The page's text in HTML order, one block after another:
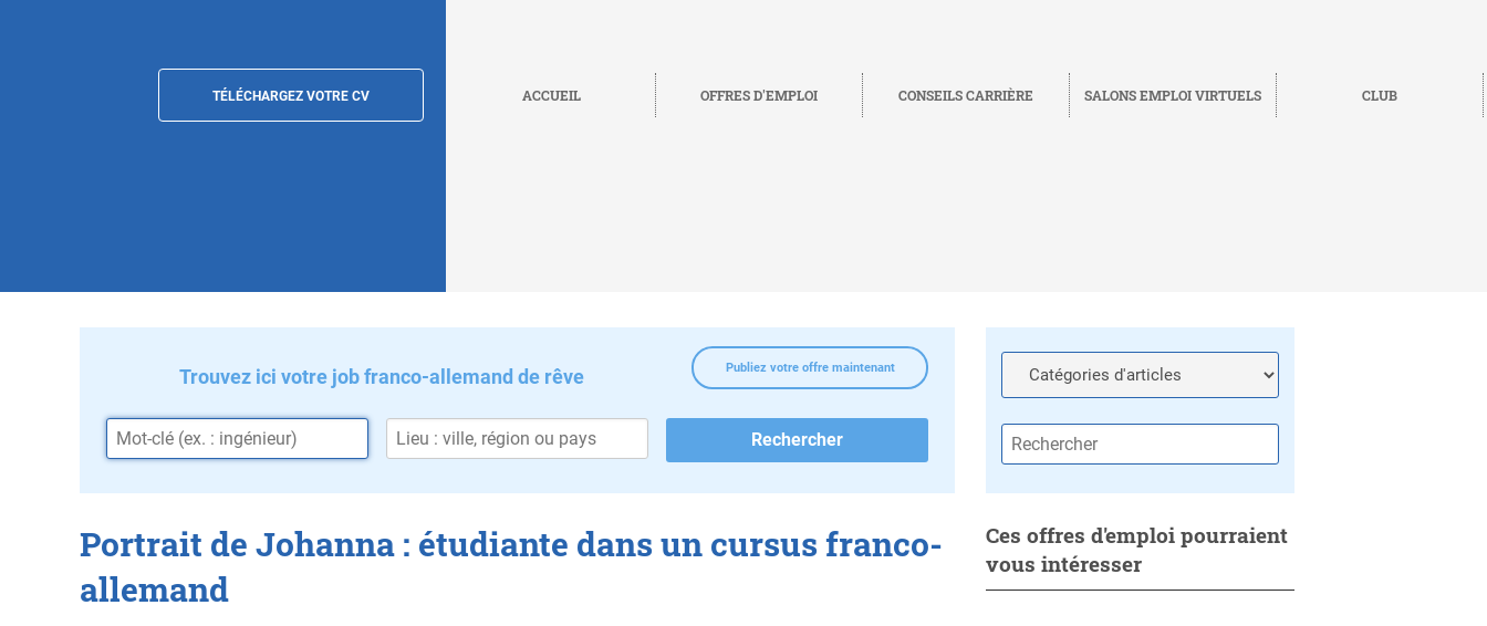
TÉLÉCHARGEZ VOTRE CV ACCUEIL OFFRES D'EMPLOI CONSEILS CARRIÈRE SALONS EMPLOI VIRTUELS CLUB
Publiez votre offre maintenant
Trouvez ici votre job franco-allemand de rêve
Portrait de Johanna : étudiante dans un cursus franco-
allemand
Ces offres d'emploi pourraient
vous intéresser